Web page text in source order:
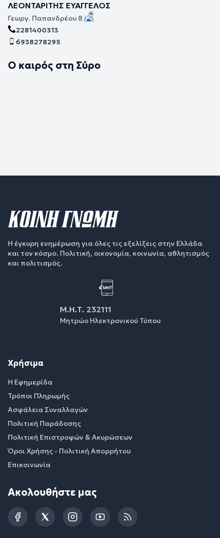
ΛΕΟΝΤΑΡΙΤΗΣ ΕΥΑΓΓΕΛΟΣ
Γεωργ. Παπανδρέου 8
2281400313
6938278295
Ο καιρός στη Σύρο
Η έγκυρη ενημέρωση για όλες τις εξελίξεις στην Ελλάδα
και τον κόσμο. Πολιτική, οικονομία, κοινωνία, αθλητισμός
και πολιτισμός.
Μ.Η.Τ. 232111
Μητρώο Ηλεκτρονικού Τύπου
Χρήσιμα
Η Εφημερίδα
Τρόποι Πληρωμής
Ασφάλεια Συναλλαγών
Πολιτική Παράδοσης
Πολιτική Επιστροφών & Ακυρώσεων
Όροι Χρήσης - Πολιτική Απορρήτου
Επικοινωνία
Ακολουθήστε μας
FacebookTwitterInstagramYouTubeRSS